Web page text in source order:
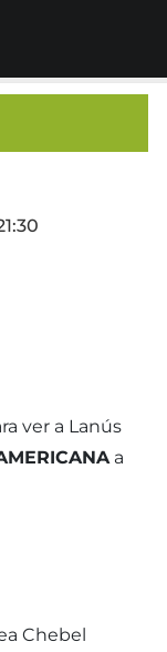
ver a Lanús
a
Chebel